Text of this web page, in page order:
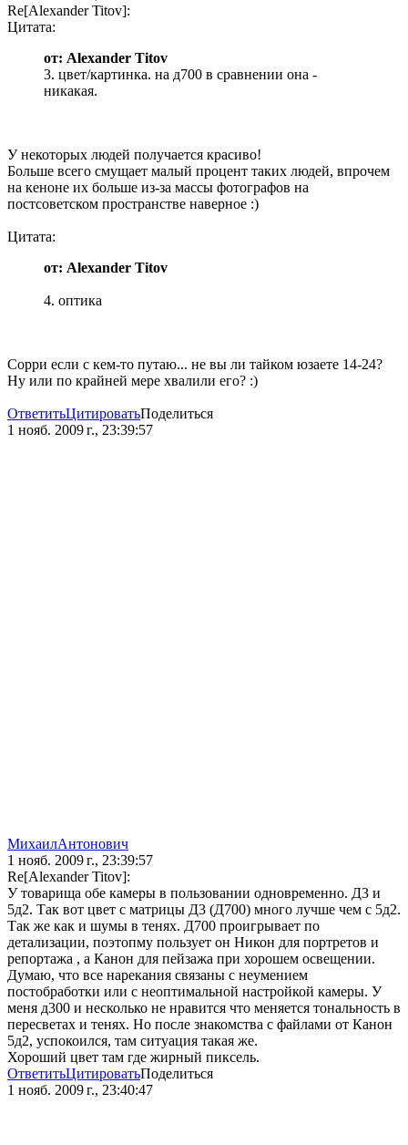
Re[Alexander Titov]:
Цитата:
от: Alexander Titov
3. цвет/картинка. на д700 в сравнении она -
никакая.
У некоторых людей получается красиво!
Больше всего смущает малый процент таких людей, впрочем
на кеноне их больше из-за массы фотографов на
постсоветском пространстве наверное :)
Цитата:
от: Alexander Titov
4. оптика
Сорри если с кем-то путаю... не вы ли тайком юзаете 14-24?
Ну или по крайней мере хвалили его? :)
ОтветитьЦитироватьПоделиться
1 нояб. 2009 г., 23:39:57
МихаилАнтонович
1 нояб. 2009 г., 23:39:57
Re[Alexander Titov]:
У товарища обе камеры в пользовании одновременно. Д3 и
5д2. Так вот цвет с матрицы Д3 (Д700) много лучше чем с 5д2.
Так же как и шумы в тенях. Д700 проигрывает по
детализации, поэтопму пользует он Никон для портретов и
репортажа , а Канон для пейзажа при хорошем освещении.
Думаю, что все нарекания связаны с неумением
постобработки или с неоптимальной настройкой камеры. У
меня д300 и несколько не нравится что меняется тональность в
пересветах и тенях. Но после знакомства с файлами от Канон
5д2, успокоился, там ситуация такая же.
Хороший цвет там где жирный пиксель.
ОтветитьЦитироватьПоделиться
1 нояб. 2009 г., 23:40:47